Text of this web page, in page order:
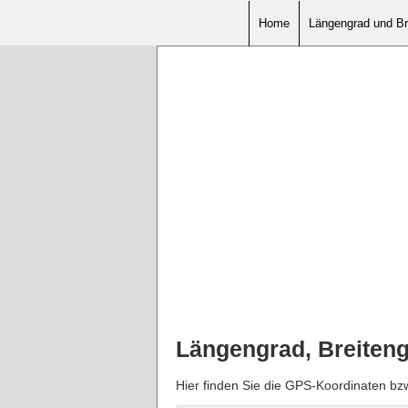
Home Längengrad und
Längengrad,
Hier finden Sie die GPS-Koordinaten